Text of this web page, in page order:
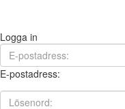
Logga in
E-postadress: